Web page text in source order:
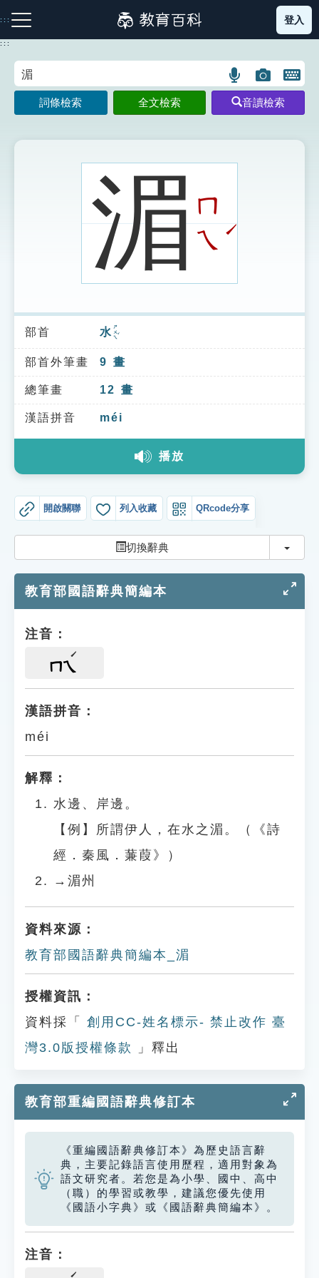
到
主
:::
注音索引圖示 筆畫索引圖示 部首索引表圖示
索引選單
知識索引
單字索引
生命大百科索引
登入
:::
語
言
搜
示
圖
片
搜
開
鍵
圖
詞條檢索 全文檢索 音讀檢索
湄ㄇ
ㄟˊ
部首 水 ㄕㄨㄟˇ
部首外筆畫 9 畫
總筆畫 12 畫
漢語拼音 méi
播放
開啟關聯 列入收藏 QRcode分享
切換辭典 切換
教育部國語辭典簡編本
注音：
ㄇㄟ
漢語拼音：
méi
解釋：
水邊、岸邊。
【例】所謂伊人，在水之湄。（《詩
經．秦風．蒹葭》）
→湄州
資料來源：
教育部國語辭典簡編本_湄
授權資訊：
資料採「
創用CC-姓名標示- 禁止改作 臺
灣3.0版授權條款
」釋出
教育部重編國語辭典修訂本
《重編國語辭典修訂本》為歷史語言辭
典，主要記錄語言使用歷程，適用對象為
語文研究者。若您是為小學、國中、高中
（職）的學習或教學，建議您優先使用
《國語小字典》或《國語辭典簡編本》。
注音：